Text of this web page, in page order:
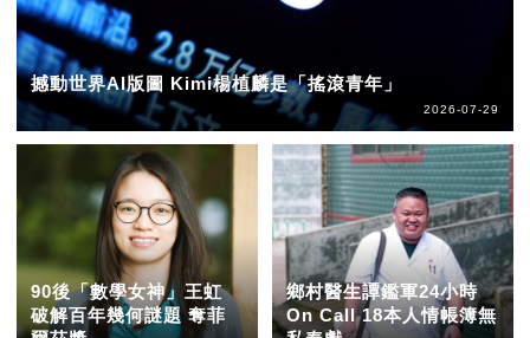
撼動世界AI版圖 Kimi楊植麟是「搖滾青年」
2026-07-29
90後「數學女神」王虹
破解百年幾何謎題 奪菲
鄉村醫生譚鑑軍24小時
On Call 18本人情帳簿無